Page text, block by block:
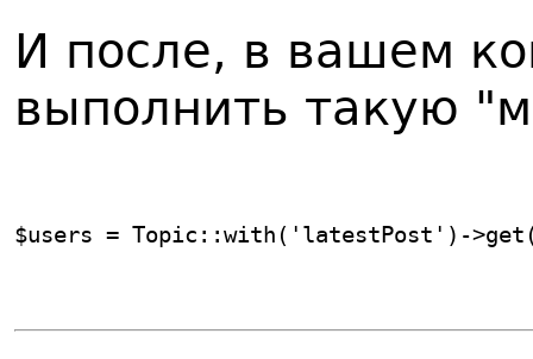
И после, в вашем
выполнить такую
$users = Topic::with('latestPost')-